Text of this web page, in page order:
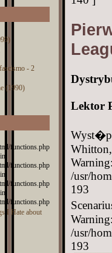
- 2
(1990)
functions.php
functions.php
functions.php
functions.php
I Hate about
Lektor
Whitton,
/usr/
193
/usr/
193